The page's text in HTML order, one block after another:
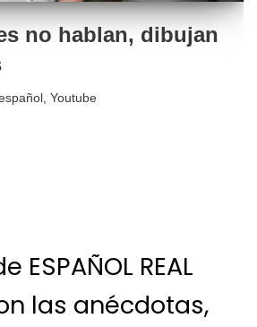
no hablan, dibujan
, Youtube
ESPAÑOL REAL
las anécdotas,